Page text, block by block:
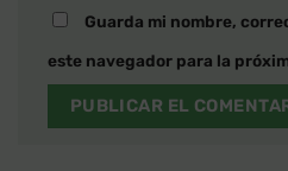
Guarda mi nombre,
este navegador para la